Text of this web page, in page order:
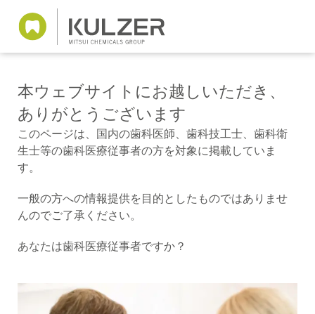
本ウェブサイトにお越しいただき、
ありがとうございます
このページは、国内の歯科医師、歯科技工士、歯科衛
生士等の歯科医療従事者の方を対象に掲載していま
す。
一般の方への情報提供を目的としたものではありませ
んのでご了承ください。
あなたは歯科医療従事者ですか？